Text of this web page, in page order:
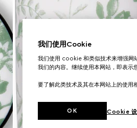
我们使用Cookie
我们使用 cookie 和类似技术来增强网
我们的内容。继续使用本网站，即表示
要了解此类技术及其在本网站上的使用
Cookie
OK